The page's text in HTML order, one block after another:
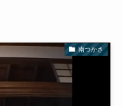
南つかさ